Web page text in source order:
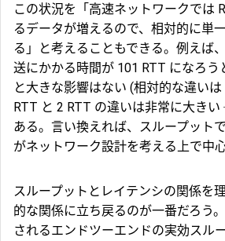
この状況を「高速ネットワークでは
るデータが増えるので、相対的に単
る」と考えることもできる。例えば
送にかかる時間が 101 RTT になろう
と大きな影響はない (相対的な違いは
RTT と 2 RTT の違いは非常に大き
ある。言い換えれば、スループット
がネットワーク設計を考える上で中
スループットとレイテンシの関係を
的な関係に立ち戻るのが一番だろう
されるエンドツーエンドの実効スル